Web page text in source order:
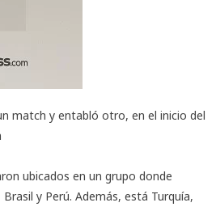
match y entabló otro, en el inicio del
ubicados en un grupo donde
y Perú. Además, está Turquía,